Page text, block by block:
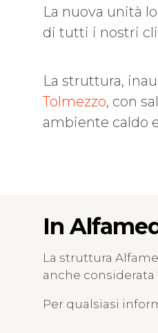
La nuova unità
di tutti i nostri
La struttura,
Tolmezzo, con
ambiente caldo
In
La struttura
anche considerata
Per qualsiasi